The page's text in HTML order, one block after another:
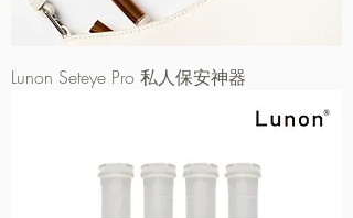
Lunon Seteye Pro 私人保安神器